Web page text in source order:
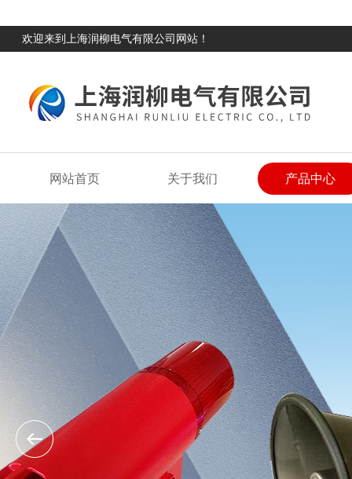
欢迎来到上海润柳电气有限公司网站！
网站首页 关于我们 产品中心